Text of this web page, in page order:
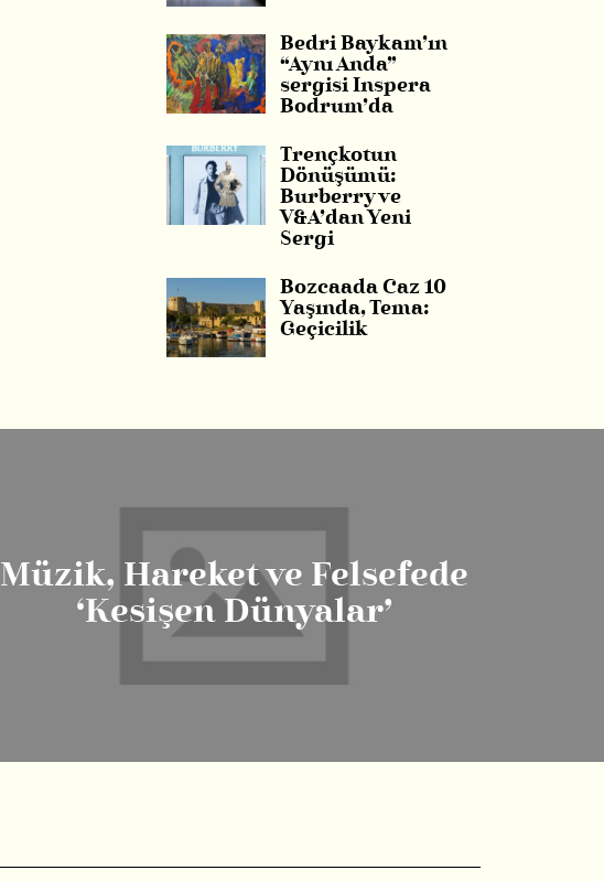
Bedri Baykam’ın
“Aynı Anda”
sergisi Inspera
Bodrum’da
Trençkotun
Dönüşümü:
Burberry ve
V&A’dan Yeni
Sergi
Bozcaada Caz 10
Yaşında, Tema:
Geçicilik
Müzik, Hareket ve Felsefede
‘Kesişen Dünyalar’